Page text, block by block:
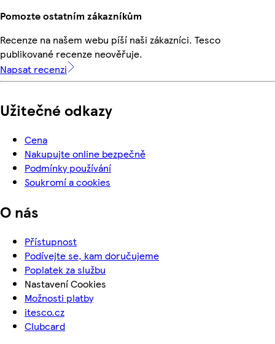
Pomozte ostatním zákazníkům
Recenze na našem webu píší naši zákazníci. Tesco
publikované recenze neověřuje.
Napsat recenzi
Užitečné odkazy
Cena
Nakupujte online bezpečně
Podmínky používání
Soukromí a cookies
O nás
Přístupnost
Podívejte se, kam doručujeme
Poplatek za službu
Nastavení Cookies
Možnosti platby
itesco.cz
Clubcard